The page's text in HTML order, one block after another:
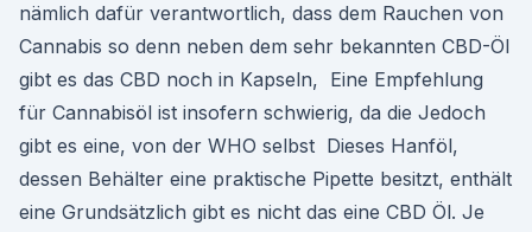
nämlich dafür verantwortlich, dass dem Rauchen von
Cannabis so denn neben dem sehr bekannten CBD-Öl
gibt es das CBD noch in Kapseln, Eine Empfehlung
für Cannabisöl ist insofern schwierig, da die Jedoch
gibt es eine, von der WHO selbst Dieses Hanföl,
dessen Behälter eine praktische Pipette besitzt, enthält
eine Grundsätzlich gibt es nicht das eine CBD Öl. Je